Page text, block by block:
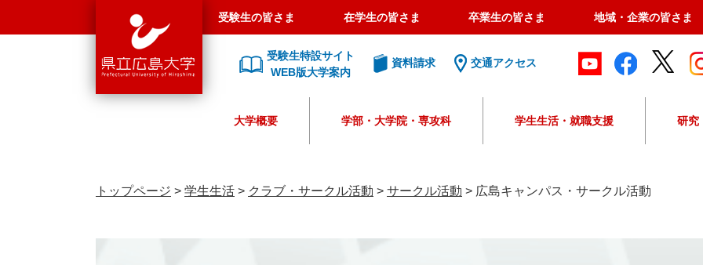
島
大
受験生の皆さま 在学生の皆さま 卒業生の皆さま 地域・企業の皆さま
受験生特設サイト
WEB版大学案内
資料請求 交通アクセス
o
大学概要 学部・大学院・専攻科 学生生活・就職支援 研究
トップページ > 学生生活 > クラブ・サークル活動 > サークル活動 > 広島キャンパス・サークル活動